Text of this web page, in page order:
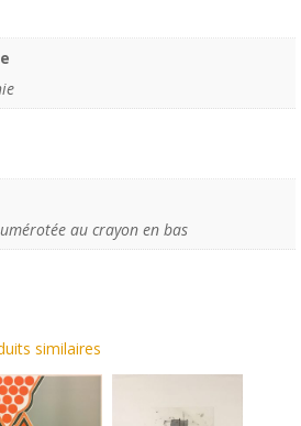
au crayon en bas
similaires